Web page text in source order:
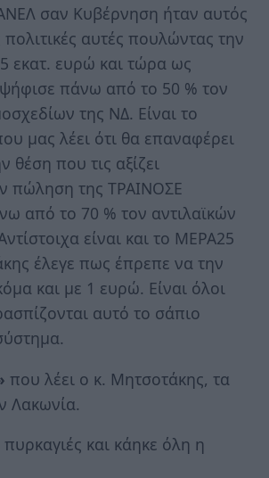
σαν Κυβέρνηση ήταν αυτός
πολιτικές αυτές πουλώντας την
εκατ. ευρώ και τώρα ως
πάνω από το 50 % τον
της ΝΔ. Είναι το
μας λέει ότι θα επαναφέρει
θέση που τις αξίζει
πώληση της ΤΡΑΙΝΟΣΕ
από το 70 % τον αντιλαϊκών
είναι και το ΜΕΡΑ25
έλεγε πως έπρεπε να την
και με 1 ευρώ. Είναι όλοι
αυτό το σάπιο
που λέει ο κ. Μητσοτάκης, τα
Λακωνία.
και κάηκε όλη η